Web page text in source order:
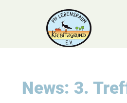
News: 3.